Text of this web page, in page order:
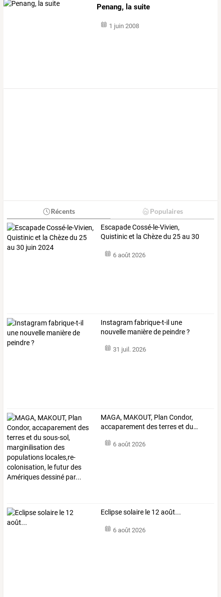
Penang, la suite
1 juin 2008
Récents Populaires
Escapade Cossé-le-Vivien,
Quistinic et la Chèze du 25 au 30
6 août 2026
Instagram fabrique-t-il une
nouvelle manière de peindre ?
31 juil. 2026
MAGA, MAKOUT, Plan Condor,
accaparement desterreset du…
6 août 2026
Eclipse solaire le 12 août...
6 août 2026